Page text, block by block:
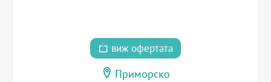
виж офертата
Приморско